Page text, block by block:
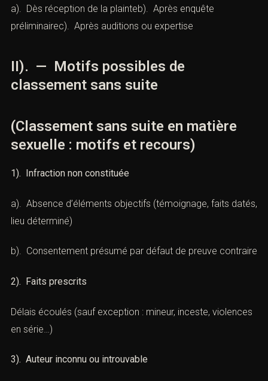
a). Dès réception de la plainteb). Après enquête
II). — Motifs possibles de
(Classement sans suite en matière
a). Absence d’éléments objectifs (témoignage, faits
contraire
2). Faits prescrits
violences en série…)